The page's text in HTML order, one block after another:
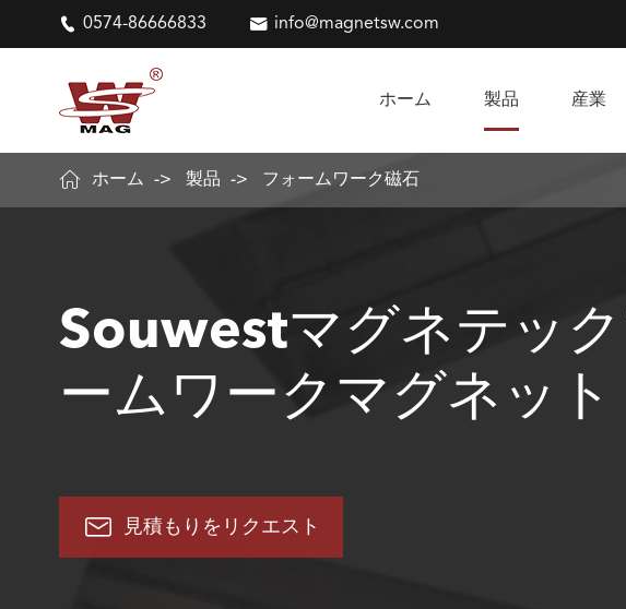
 0574-86666833  info@magnetsw.com
ホーム 製品 産業
Souwestマグネテック
ームワークマグネット
 見積もりをリクエスト
 ホーム 製品 フォームワーク磁石